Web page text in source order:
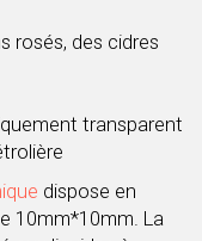
rosés, des cidres
transparent
dispose en
10mm*10mm. La